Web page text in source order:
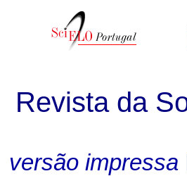
Revista da
versão impressa